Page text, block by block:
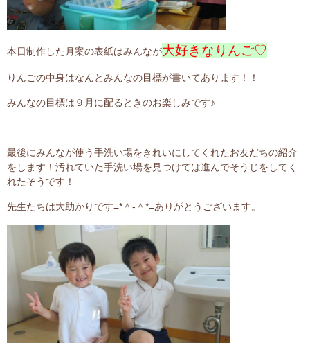
本日制作した月案の表紙はみんなが大好きなりんご♡
りんごの中身はなんとみんなの目標が書いてあります！！
みんなの目標は９月に配るときのお楽しみです♪
最後にみんなが使う手洗い場をきれいにしてくれたお友だちの紹介
をします！汚れていた手洗い場を見つけては進んでそうじをしてく
れたそうです！
先生たちは大助かりです=*＾-＾*=ありがとうございます。